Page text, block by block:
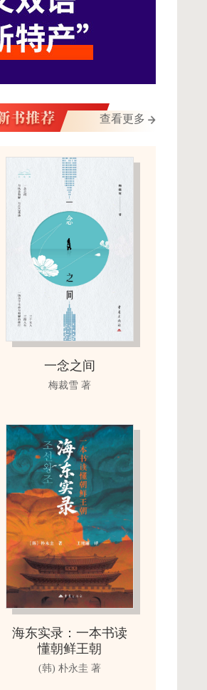
查看更多
一念之间
梅裁雪 著
海东实录：一本书读
懂朝鲜王朝
(韩) 朴永圭 著